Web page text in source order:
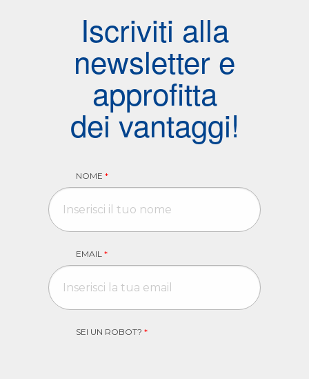
Iscriviti alla
newsletter e
approfitta
dei vantaggi!
NOME *
EMAIL *
SEI UN ROBOT? *